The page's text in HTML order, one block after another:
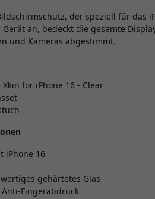
der speziell für das
an, bedeckt die gesamte
und Kameras abgestimmt.
Xkin for iPhone 16 - Clear
iPhone 16
gehärtetes Glas
Fingerabdruck